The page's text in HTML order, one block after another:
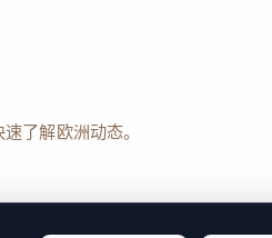
了解欧洲动态。